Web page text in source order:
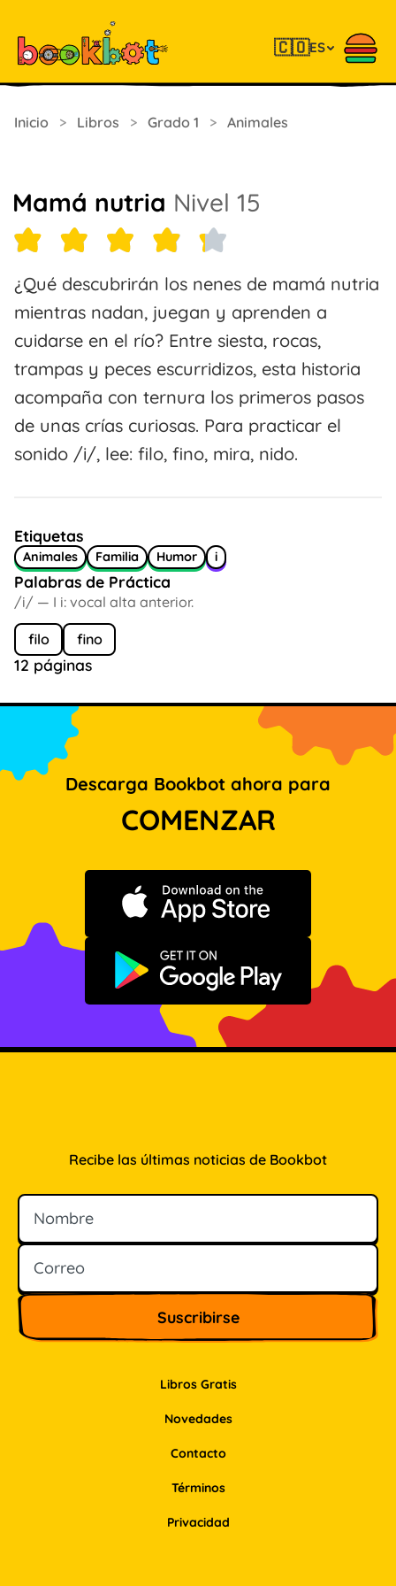
🇨🇴ES
Inicio > Libros > Grado 1 > Animales
Mamá nutria Nivel 15
¿Qué descubrirán los nenes de mamá nutria
mientras nadan, juegan y aprenden a
cuidarse en el río? Entre siesta, rocas,
trampas y peces escurridizos, esta historia
acompaña con ternura los primeros pasos
de unas crías curiosas. Para practicar el
sonido /i/, lee: filo, fino, mira, nido.
Etiquetas
Animales Familia Humor i
Palabras de Práctica
/i/ — I i: vocal alta anterior.
filo fino
12 páginas
Descarga Bookbot ahora para
COMENZAR
Descargar en App Store
Disponible en Google Play
Libros Gratis
Novedades
Contacto
Recibe las últimas noticias de Bookbot
Nombre
Correo
Términos
Privacidad